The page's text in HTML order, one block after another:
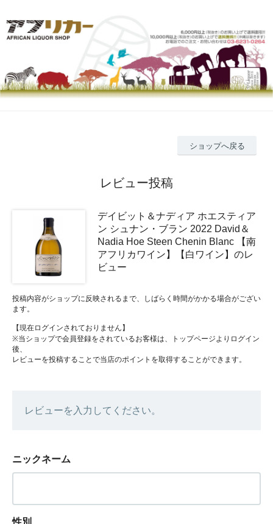
ショップへ戻る
レビュー投稿
デイビット＆ナディア ホエスティア
ン シュナン・ブラン 2022 David＆
Nadia Hoe Steen Chenin Blanc 【南
アフリカワイン】【白ワイン】のレ
ビュー
投稿内容がショップに反映されるまで、しばらく時間がかかる場合がござい
ます。
【現在ログインされておりません】
※当ショップで会員登録をされているお客様は、トップページよりログイン
後、
レビューを投稿することで当店のポイントを取得することができます。
レビューを入力してください。
ニックネーム